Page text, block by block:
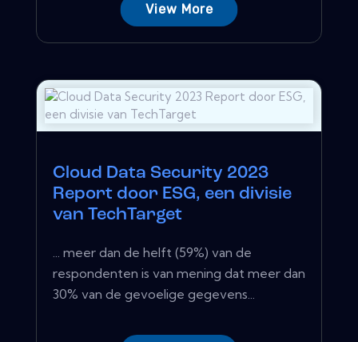
View More
Cloud Data Security 2023
Report door ESG, een divisie
van TechTarget
... meer dan de helft (59%) van de
respondenten is van mening dat meer dan
30% van de gevoelige gegevens...